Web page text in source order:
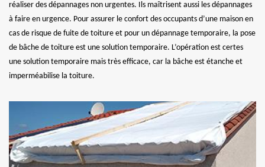
réaliser des dépannages non urgentes. Ils maîtrisent aussi les dépannages
à faire en urgence. Pour assurer le confort des occupants d’une maison en
cas de risque de fuite de toiture et pour un dépannage temporaire, la pose
de bâche de toiture est une solution temporaire. L’opération est certes
une solution temporaire mais très efficace, car la bâche est étanche et
imperméabilise la toiture.